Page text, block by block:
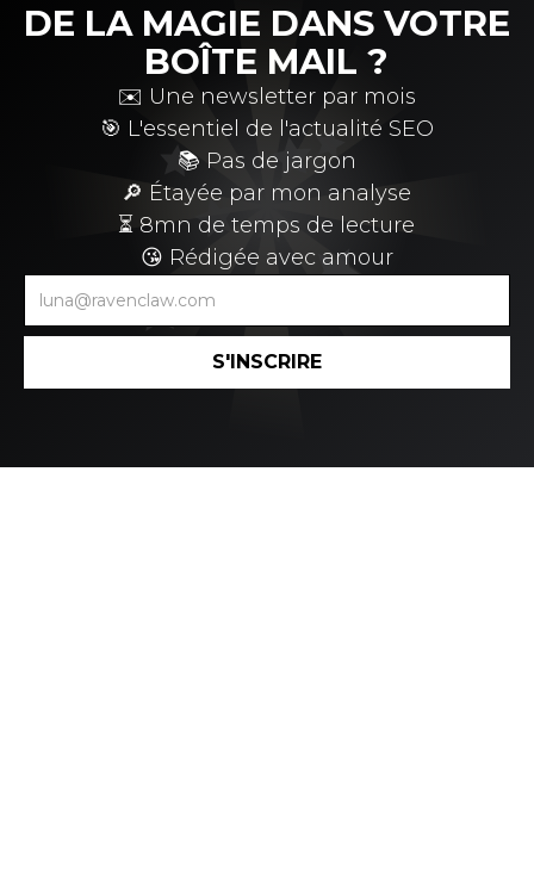
DE LA MAGIE DANS VOTRE
BOÎTE MAIL ?
✉️ Une newsletter par mois
🎯 L'essentiel de l'actualité SEO
📚 Pas de jargon
🔎 Étayée par mon analyse
⏳ 8mn de temps de lecture
😘 Rédigée avec amour